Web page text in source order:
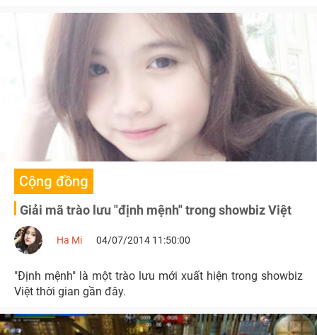
Cộng đồng
Giải mã trào lưu "định mệnh" trong showbiz Việt
Ha Mi 04/07/2014 11:50:00
"Định mệnh" là một trào lưu mới xuất hiện trong showbiz
Việt thời gian gần đây.